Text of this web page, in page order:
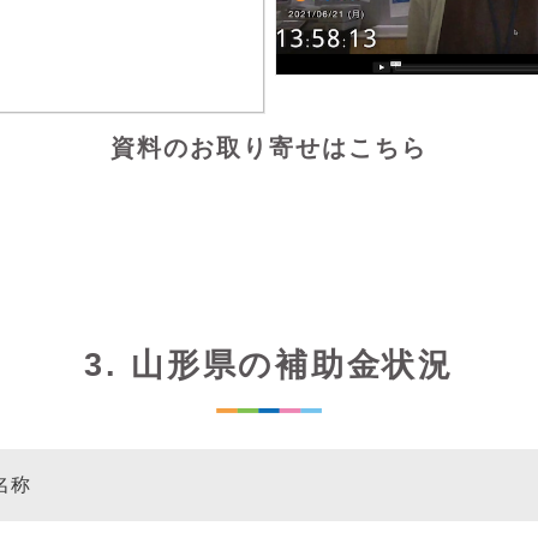
資料のお取り寄せはこちら
3. 山形県の補助金状況
称